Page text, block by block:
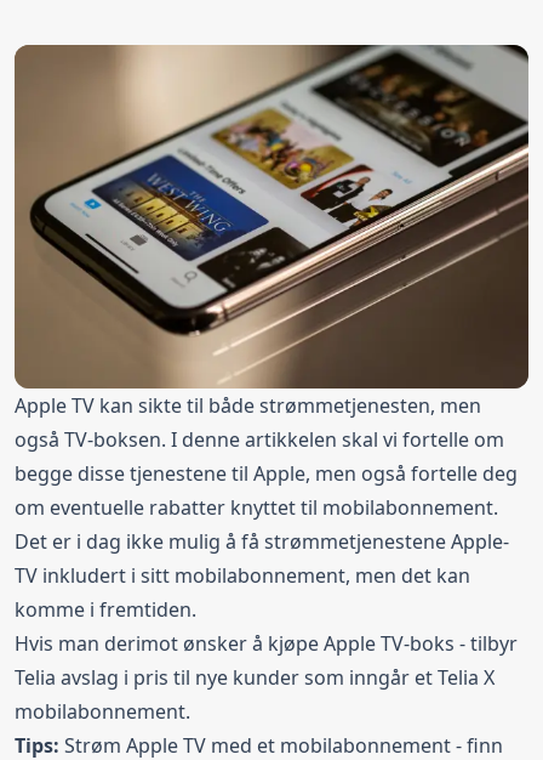
Apple TV kan sikte til både strømmetjenesten, men
også TV-boksen. I denne artikkelen skal vi fortelle om
begge disse tjenestene til Apple, men også fortelle deg
om eventuelle rabatter knyttet til mobilabonnement.
Det er i dag ikke mulig å få strømmetjenestene Apple-
TV inkludert i sitt mobilabonnement, men det kan
komme i fremtiden.
Hvis man derimot ønsker å kjøpe Apple TV-boks - tilbyr
Telia avslag i pris til nye kunder som inngår et Telia X
mobilabonnement.
Tips: Strøm Apple TV med et mobilabonnement- finn